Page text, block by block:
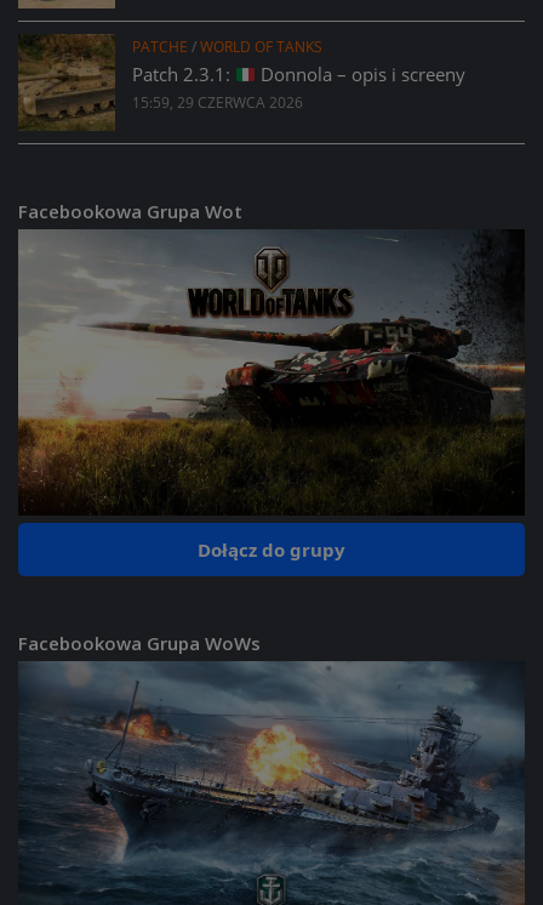
PATCHE /WORLD OF TANKS
Patch 2.3.1: Donnola – opis i screeny
15:59, 29 CZERWCA 2026
Facebookowa Grupa Wot
Dołącz do grupy
Facebookowa Grupa WoWs